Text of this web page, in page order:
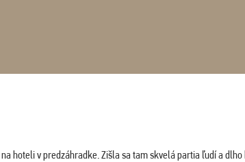
hoteli v predzáhradke. Zišla sa tam skvelá partia ľudí a